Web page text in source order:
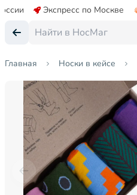
Экспресс по Москве
Главная Носки в кейсе